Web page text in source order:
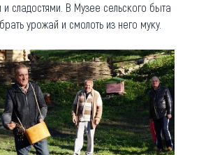
сладостями. В Музее сельского быта
урожай и смолоть из него муку.